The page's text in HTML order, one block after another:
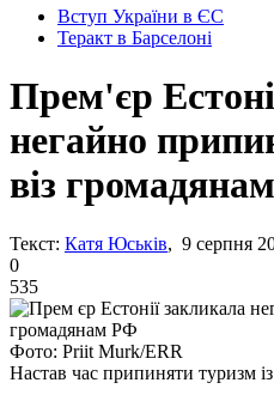
Вступ України в ЄС
Теракт в Барселоні
Прем'єр
негайно
віз
Текст: Катя Юськів, 9 серпня
0
535
Фото: Priit Murk/ERR
Настав час припиняти туризм